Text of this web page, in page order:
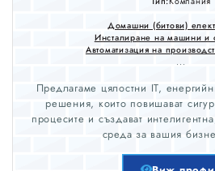
Домашни (битови)
Инсталиране на машини и
Автоматизация на
...
Предлагаме цялостни IT,
решения, които повишават
процесите и създават
среда за вашия